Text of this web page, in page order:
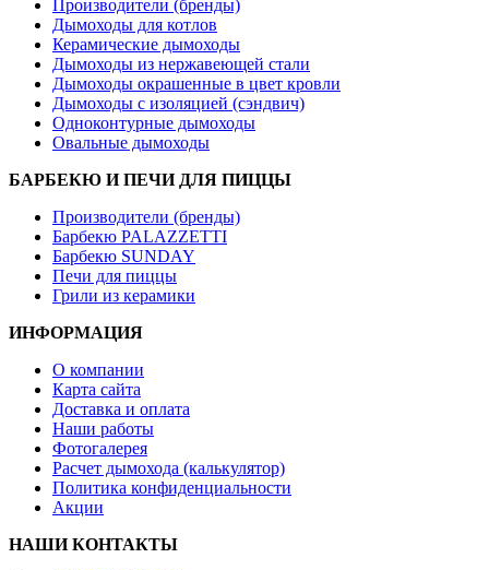
Производители (бренды)
Дымоходы для котлов
Керамические дымоходы
Дымоходы из нержавеющей стали
Дымоходы окрашенные в цвет кровли
Дымоходы с изоляцией (сэндвич)
Одноконтурные дымоходы
Овальные дымоходы
БАРБЕКЮ И ПЕЧИ ДЛЯ ПИЦЦЫ
Производители (бренды)
Барбекю PALAZZETTI
Барбекю SUNDAY
Печи для пиццы
Грили из керамики
ИНФОРМАЦИЯ
О компании
Карта сайта
Доставка и оплата
Наши работы
Фотогалерея
Расчет дымохода (калькулятор)
Политика конфиденциальности
Акции
НАШИ КОНТАКТЫ